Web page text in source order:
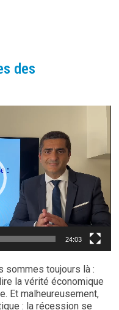
des
24:03
sommes toujours là :
la vérité économique
Et malheureusement,
: la récession se